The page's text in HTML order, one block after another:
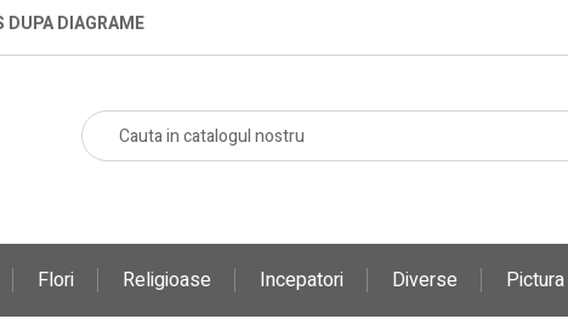
DUPA DIAGRAME
Flori Religioase Incepatori Diverse